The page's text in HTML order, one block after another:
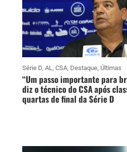
Série D, AL CSA, Destaque, Últimas
“Um passo importante para
diz o técnico do CSA após
quartas de final da Série D